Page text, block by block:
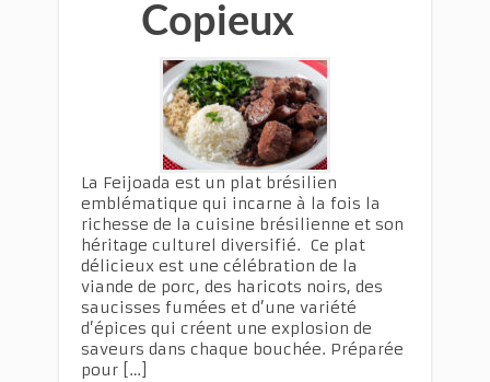
Copieux
La Feijoada est un plat brésilien
emblématique qui incarne à la fois la
richesse de la cuisine brésilienne et son
héritage culturel diversifié. Ce plat
délicieux est une célébration de la
viande de porc, des haricots noirs, des
saucisses fumées et d’une variété
d’épices qui créent une explosion de
saveurs dans chaque bouchée. Préparée
pour […]